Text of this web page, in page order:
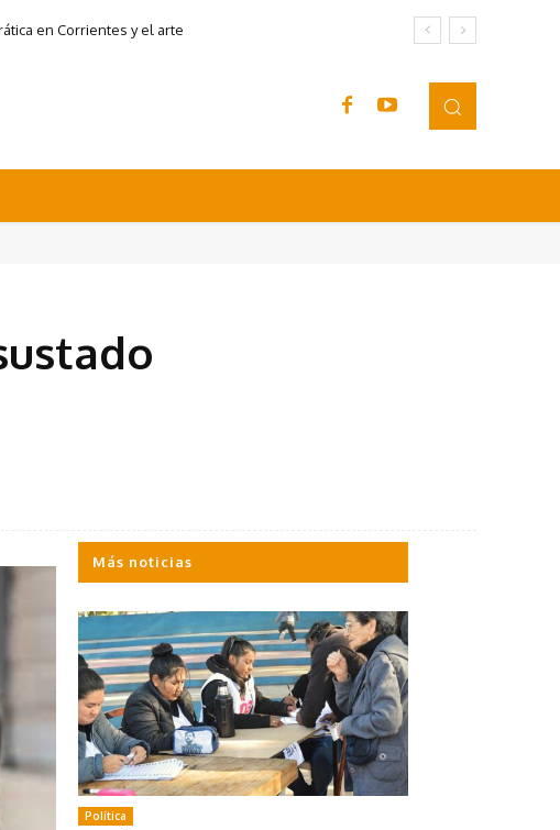
en Corrientes y el arte
Más noticias
Política